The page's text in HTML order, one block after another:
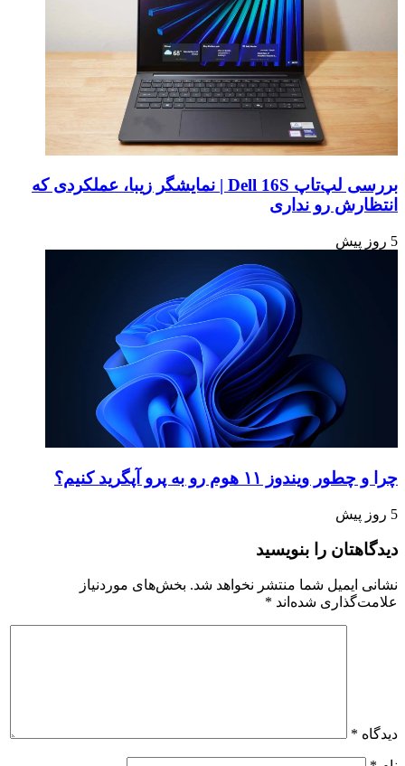
بررسی لپ‌تاپ Dell 16S | نمایشگر زیبا، عملکردی که
انتظارش رو نداری
5 روز پیش
چرا و چطور ویندوز ۱۱ هوم رو به پرو آپگرید کنیم؟
5 روز پیش
دیدگاهتان را بنویسید
نشانی ایمیل شما منتشر نخواهد شد. بخش‌های موردنیاز
علامت‌گذاری شده‌اند *
دیدگاه *